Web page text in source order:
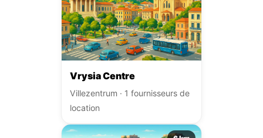
Vrysia Centre
Villezentrum · 1 fournisseurs de
location